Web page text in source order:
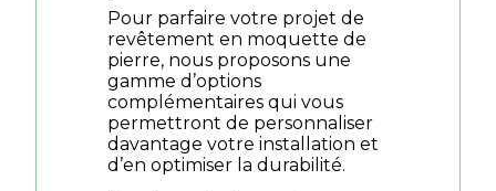
Pour parfaire votre projet de
revêtement en moquette de
pierre, nous proposons une
gamme d’options
complémentaires qui vous
permettront de personnaliser
davantage votre installation et
d’en optimiser la durabilité.